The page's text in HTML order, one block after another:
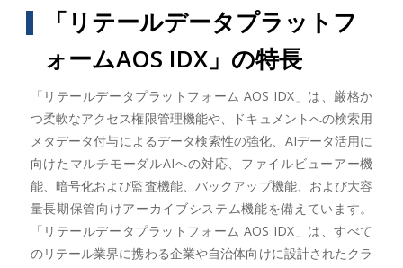
「リテールデータプラットフ
ォームAOS IDX」の特長
「リテールデータプラットフォーム AOS IDX」は、厳格か
つ柔軟なアクセス権限管理機能や、ドキュメントへの検索用
メタデータ付与によるデータ検索性の強化、AIデータ活用に
向けたマルチモーダルAIへの対応、ファイルビューアー機
能、暗号化および監査機能、バックアップ機能、および大容
量長期保管向けアーカイブシステム機能を備えています。
「リテールデータプラットフォーム AOS IDX」は、すべて
のリテール業界に携わる企業や自治体向けに設計されたクラ